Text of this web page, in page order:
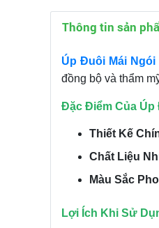
Thông tin sản
Úp Đuôi Mái Ngói
đồng bộ và thẩm
Đặc Điểm Của Úp
Thiết Kế
Chất Liệu
Màu Sắc
Lợi Ích Khi Sử